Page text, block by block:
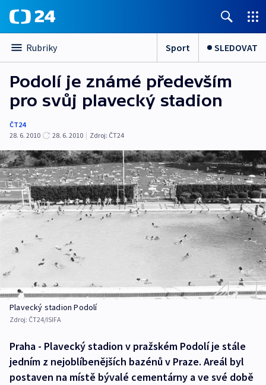
Rubriky Sport SLEDOVAT
Podolí je známé především
pro svůj plavecký stadion
ČT24
28. 6. 2010
28. 6. 2010 | Zdroj: ČT24
Plavecký stadion Podolí
Zdroj: ČT24/ISIFA
Praha - Plavecký stadion v pražském Podolí je stále
jedním z nejoblíbenějších bazénů v Praze. Areál byl
postaven na místě bývalé cementárny a ve své době